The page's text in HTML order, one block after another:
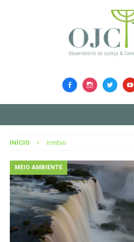
INÍCIO icmbio
MEIO AMBIENTE